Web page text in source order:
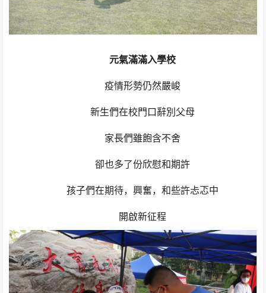
元氣滿滿入學校
疫情形勢仍然嚴峻
新生們在校門口辭別父母
家長們雖飽含不舍
卻也多了份欣慰和期許
孩子們在期待，興奮，和些許忐忑中
開啟新征程